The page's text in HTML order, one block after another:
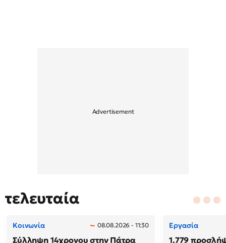
τελευταία
Κοινωνία 08.08.2026 - 11:30
Σύλληψη 14χρονου στην Πάτρα
Εργασία
1.779